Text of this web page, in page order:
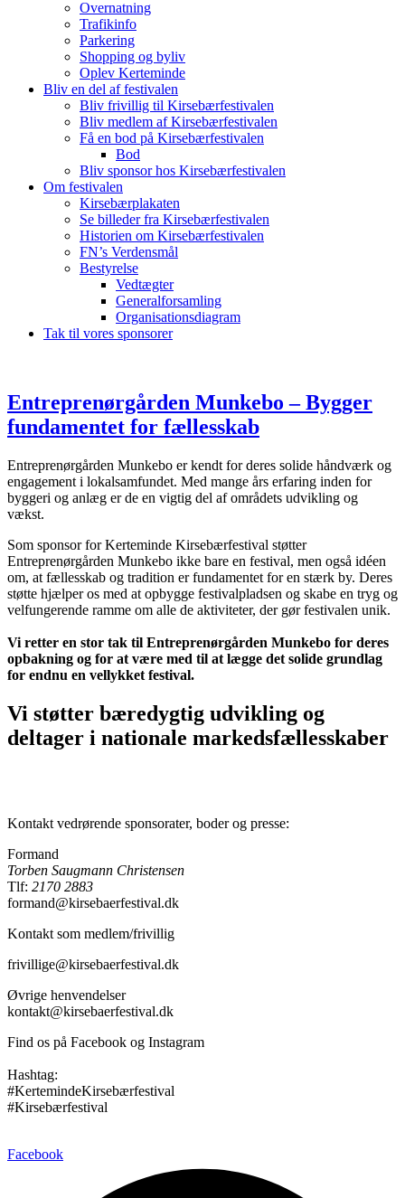
Overnatning
Trafikinfo
Parkering
Shopping og byliv
Oplev Kerteminde
Bliv en del af festivalen
Bliv frivillig til Kirsebærfestivalen
Bliv medlem af Kirsebærfestivalen
Få en bod på Kirsebærfestivalen
Bod
Bliv sponsor hos Kirsebærfestivalen
Om festivalen
Kirsebærplakaten
Se billeder fra Kirsebærfestivalen
Historien om Kirsebærfestivalen
FN’s Verdensmål
Bestyrelse
Vedtægter
Generalforsamling
Organisationsdiagram
Tak til vores sponsorer
Entreprenørgården Munkebo – Bygger
fundamentet for fællesskab
Entreprenørgården Munkebo er kendt for deres solide håndværk og
engagement i lokalsamfundet. Med mange års erfaring inden for
byggeri og anlæg er de en vigtig del af områdets udvikling og
vækst.
Som sponsor for Kerteminde Kirsebærfestival støtter
Entreprenørgården Munkebo ikke bare en festival, men også idéen
om, at fællesskab og tradition er fundamentet for en stærk by. Deres
støtte hjælper os med at opbygge festivalpladsen og skabe en tryg og
velfungerende ramme om alle de aktiviteter, der gør festivalen unik.
Vi retter en stor tak til Entreprenørgården Munkebo for deres
opbakning og for at være med til at lægge det solide grundlag
for endnu en vellykket festival.
Vi støtter bæredygtig udvikling og
deltager i nationale markedsfællesskaber
Kontakt vedrørende sponsorater, boder og presse:
Formand
Torben Saugmann Christensen
Tlf: 2170 2883
formand@kirsebaerfestival.dk
Kontakt som medlem/frivillig
frivillige@kirsebaerfestival.dk
Øvrige henvendelser
kontakt@kirsebaerfestival.dk
Find os på Facebook og Instagram
Hashtag:
#KertemindeKirsebærfestival
#Kirsebærfestival
Facebook